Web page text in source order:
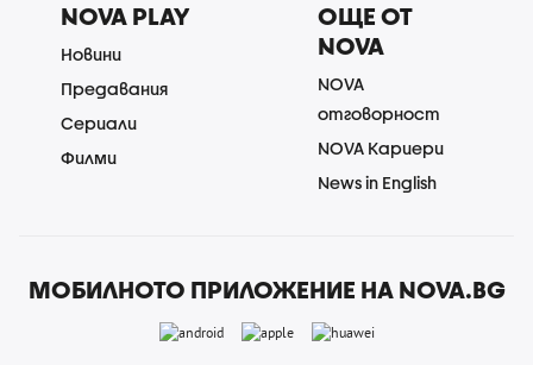
NOVA PLAY
Новини
Предавания
Сериали
Филми
ОЩЕ ОТ
NOVA
NOVA
отговорност
NOVA Кариери
News in English
МОБИЛНОТО ПРИЛОЖЕНИЕ НА NOVA.BG